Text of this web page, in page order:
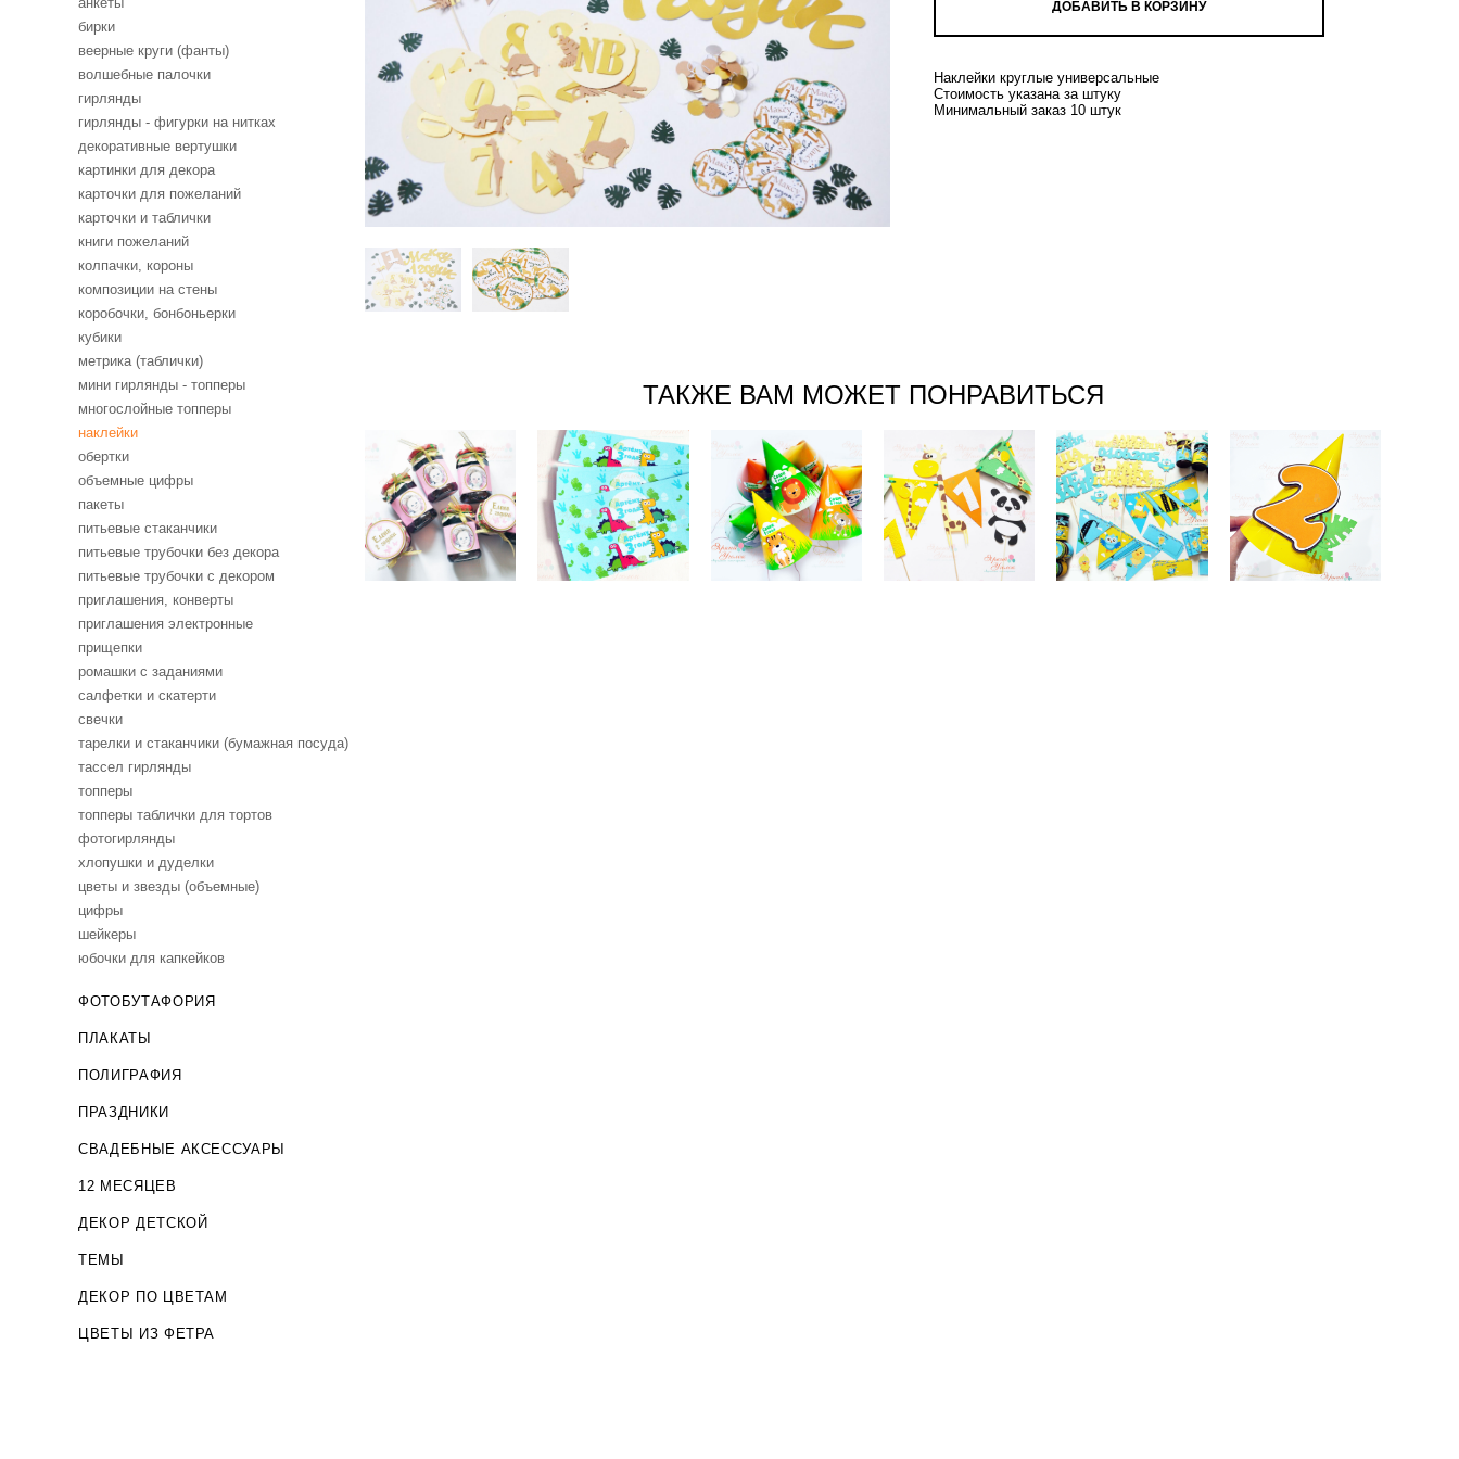
бирки
веерные круги (фанты)
волшебные палочки
гирлянды
гирлянды - фигурки на нитках
декоративные вертушки
картинки для декора
карточки для пожеланий
карточки и таблички
книги пожеланий
колпачки, короны
композиции на стены
коробочки, бонбоньерки
кубики
метрика (таблички)
мини гирлянды - топперы
многослойные топперы
наклейки
обертки
объемные цифры
пакеты
питьевые стаканчики
питьевые трубочки без декора
питьевые трубочки с декором
приглашения, конверты
приглашения электронные
прищепки
ромашки с заданиями
салфетки и скатерти
свечки
тарелки и стаканчики (бумажная посуда)
тассел гирлянды
топперы
топперы таблички для тортов
фотогирлянды
хлопушки и дуделки
цветы и звезды (объемные)
цифры
шейкеры
юбочки для капкейков
ФОТОБУТАФОРИЯ
ПЛАКАТЫ
ПОЛИГРАФИЯ
ПРАЗДНИКИ
СВАДЕБНЫЕ АКСЕССУАРЫ
12 МЕСЯЦЕВ
ДЕКОР ДЕТСКОЙ
ТЕМЫ
ДЕКОР ПО ЦВЕТАМ
ЦВЕТЫ ИЗ ФЕТРА
ДОБАВИТЬ В КОРЗИНУ
Наклейки круглые универсальные
Стоимость указана за штуку
Минимальный заказ 10 штук
ТАКЖЕ ВАМ МОЖЕТ ПОНРАВИТЬСЯ
Набор
наклеек с
бабочками
для баночек с
вареньем
60 pуб.
Наклейки на
бутылочки с
яркими
динозаврикам
и
35 pуб.
Колпачки с
напечатанны
ми
животными
100 pуб.
Топперы
МАКСИ
"Животные" в
ассортименте
из отдельных
элементов
Набор для
праздника
желто-
бирюзовый
"Животные"
Колпачки с
цифрой
"Зоопарк"
200 pуб.